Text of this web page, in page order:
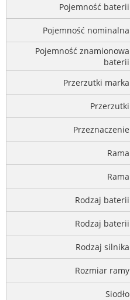
Pojemność baterii
Pojemność nominalna
Pojemność znamionowa
baterii
Przerzutki marka
Przerzutki
Przeznaczenie
Rama
Rama
Rodzaj baterii
Rodzaj baterii
Rodzaj silnika
Rozmiar ramy
Siodło